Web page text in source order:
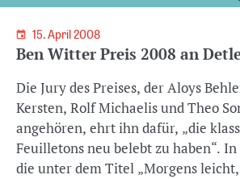
15. April 2008
Ben Witter Preis 2008 an
Die Jury des Preises, der Aloys
Kersten, Rolf Michaelis und Theo
angehören, ehrt ihn dafür, „die
Feuilletons neu belebt zu haben“.
die unter dem Titel „Morgens